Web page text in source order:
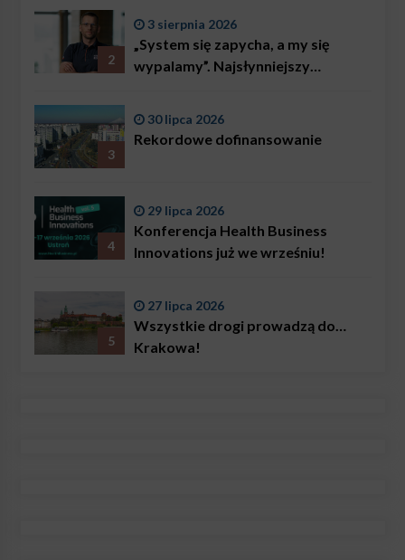
2
3 sierpnia 2026
„System się zapycha, a my się
wypalamy”. Najsłynniejszy
problemem są nie tylko choroby
3
30 lipca 2026
Rekordowe dofinansowanie
4
29 lipca 2026
Konferencja Health Business
Innovations już we wrześniu!
5
27 lipca 2026
Wszystkie drogi prowadzą do…
Krakowa!